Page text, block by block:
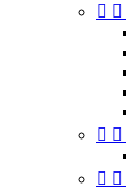
 
 
 